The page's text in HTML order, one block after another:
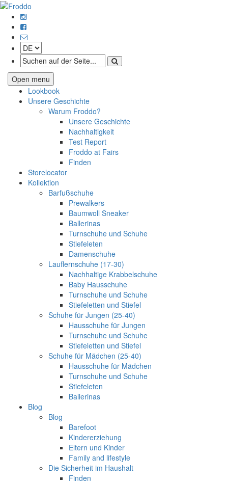
Open menu
Lookbook
Unsere Geschichte
Warum Froddo?
Unsere Geschichte
Nachhaltigkeit
Test Report
Froddo at Fairs
Finden
Storelocator
Kollektion
Barfußschuhe
Prewalkers
Baumwoll Sneaker
Ballerinas
Turnschuhe und Schuhe
Stiefeleten
Damenschuhe
Lauflernschuhe (17-30)
Nachhaltige Krabbelschuhe
Baby Hausschuhe
Turnschuhe und Schuhe
Stiefeletten und Stiefel
Schuhe für Jungen (25-40)
Hausschuhe für Jungen
Turnschuhe und Schuhe
Stiefeletten und Stiefel
Schuhe für Mädchen (25-40)
Hausschuhe für Mädchen
Turnschuhe und Schuhe
Stiefeleten
Ballerinas
Blog
Blog
Barefoot
Kindererziehung
Eltern und Kinder
Family and lifestyle
Die Sicherheit im Haushalt
Finden